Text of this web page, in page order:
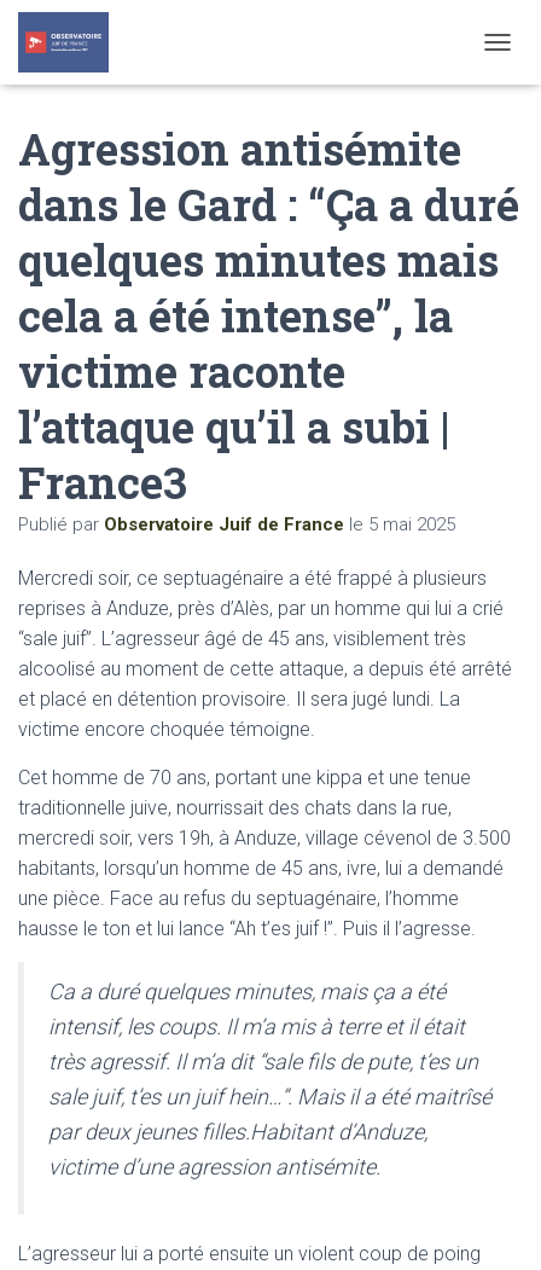
O
N
A
I
Agression antisémite
dans le Gard : “Ça a duré
quelques minutes mais
cela a été intense”, la
victime raconte
l’attaque qu’il a subi |
France3
Publié par Observatoire Juif de France le 5 mai 2025
Mercredi soir, ce septuagénaire a été frappé à plusieurs
reprises à Anduze, près d’Alès, par un homme qui lui a crié
“sale juif”. L’agresseur âgé de 45 ans, visiblement très
alcoolisé au moment de cette attaque, a depuis été arrêté
et placé en détention provisoire. Il sera jugé lundi. La
victime encore choquée témoigne.
Cet homme de 70 ans, portant une kippa et une tenue
traditionnelle juive, nourrissait des chats dans la rue,
mercredi soir, vers 19h, à Anduze, village cévenol de 3.500
habitants, lorsqu’un homme de 45 ans, ivre, lui a demandé
une pièce. Face au refus du septuagénaire, l’homme
hausse le ton et lui lance “Ah t’es juif !”. Puis il l’agresse.
Ca a duré quelques minutes, mais ça a été
intensif, les coups. Il m’a mis à terre et il était
très agressif. Il m’a dit “sale fils de pute, t’es un
sale juif, t’es un juif hein…”. Mais il a été maitrîsé
par deux jeunes filles.Habitant d’Anduze,
victime d’une agression antisémite.
L’agresseur lui a porté ensuite un violent coup de poing